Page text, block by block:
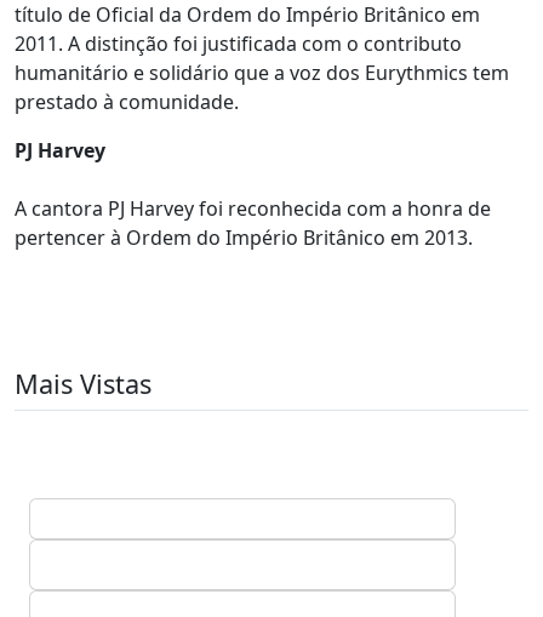
título de Oficial da Ordem do Império Britânico em
2011. A distinção foi justificada com o contributo
humanitário e solidário que a voz dos Eurythmics tem
prestado à comunidade.
PJ Harvey
A cantora PJ Harvey foi reconhecida com a honra de
pertencer à Ordem do Império Britânico em 2013.
Mais Vistas